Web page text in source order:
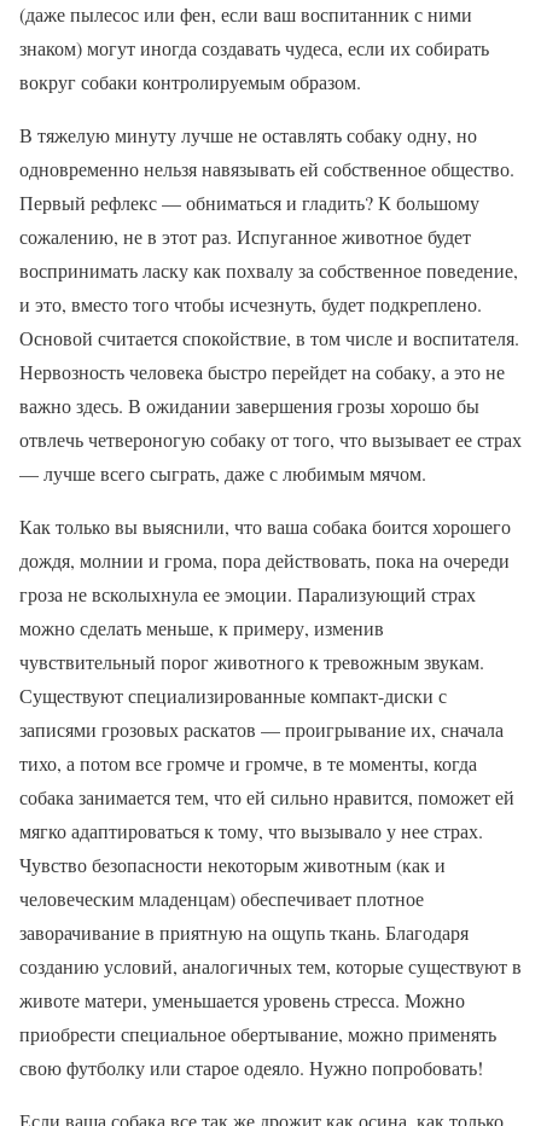
(даже пылесос или фен, если ваш воспитанник с ними
знаком) могут иногда создавать чудеса, если их собирать
вокруг собаки контролируемым образом.
В тяжелую минуту лучше не оставлять собаку одну, но
одновременно нельзя навязывать ей собственное общество.
Первый рефлекс — обниматься и гладить? К большому
сожалению, не в этот раз. Испуганное животное будет
воспринимать ласку как похвалу за собственное поведение,
и это, вместо того чтобы исчезнуть, будет подкреплено.
Основой считается спокойствие, в том числе и воспитателя.
Нервозность человека быстро перейдет на собаку, а это не
важно здесь. В ожидании завершения грозы хорошо бы
отвлечь четвероногую собаку от того, что вызывает ее страх
— лучше всего сыграть, даже с любимым мячом.
Как только вы выяснили, что ваша собака боится хорошего
дождя, молнии и грома, пора действовать, пока на очереди
гроза не всколыхнула ее эмоции. Парализующий страх
можно сделать меньше, к примеру, изменив
чувствительный порог животного к тревожным звукам.
Существуют специализированные компакт-диски с
записями грозовых раскатов — проигрывание их, сначала
тихо, а потом все громче и громче, в те моменты, когда
собака занимается тем, что ей сильно нравится, поможет ей
мягко адаптироваться к тому, что вызывало у нее страх.
Чувство безопасности некоторым животным (как и
человеческим младенцам) обеспечивает плотное
заворачивание в приятную на ощупь ткань. Благодаря
созданию условий, аналогичных тем, которые существуют в
животе матери, уменьшается уровень стресса. Можно
приобрести специальное обертывание, можно применять
свою футболку или старое одеяло. Нужно попробовать!
Если ваша собака все так же дрожит как осина, как только